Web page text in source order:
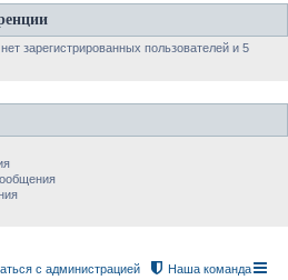
зарегистрированных пользователей и 5
Наша команда
с администрацией